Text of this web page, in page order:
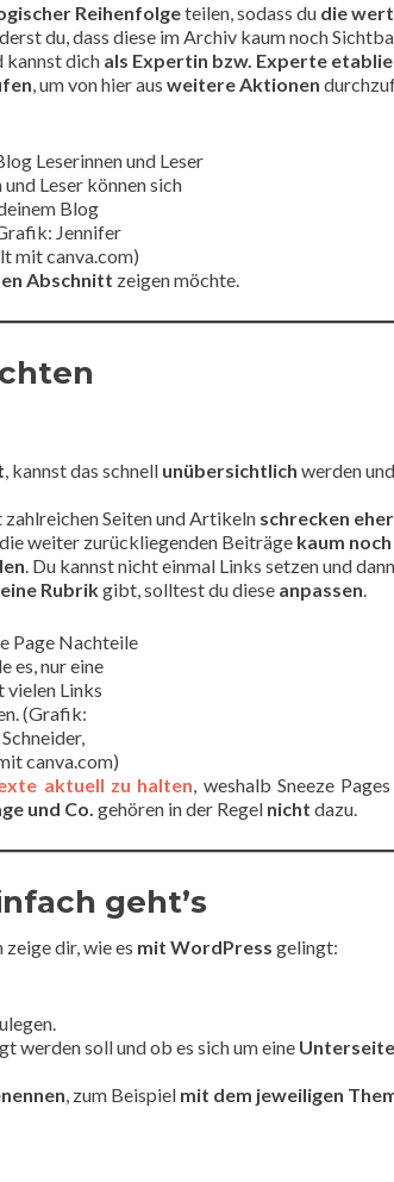
Reihenfolgeteilen, sodass du die
du, dass diese im Archiv kaum noch
kannst dich als Expertin bzw. Experte
, um von hier aus weitere Aktionen
Leser können sich
Blog
Jennifer
mit canva.com)
Abschnitt zeigen möchte.
, kannst das schnell unübersichtlich werden
zahlreichen Seiten und Artikeln schrecken
weiter zurückliegenden Beiträge kaum
. Du kannst nicht einmal Links setzen und
Rubrikgibt, solltest du diese anpassen.
es, nur eine
vielen Links
(Grafik:
canva.com)
aktuell zu halten, weshalb Sneeze
und Co. gehören in der Regel nicht dazu.
geht’s
zeige dir, wie es mit WordPress gelingt:
werden soll und ob es sich um eine Unterseite
, zum Beispiel mit dem jeweiligen